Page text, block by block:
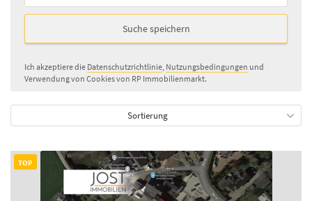
Suche speichern
Ich akzeptiere die Datenschutzrichtlinie, Nutzungsbedingungen und
Verwendung von Cookies von RP Immobilienmarkt.
Sortierung
TOP